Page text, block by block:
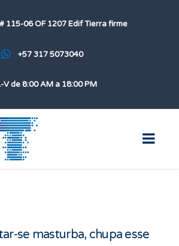
115-06 OF 1207 Edif Tierra firme
+57 317 5073040
V de 8:00 AM a 18:00 PM
se masturba, chupa esse